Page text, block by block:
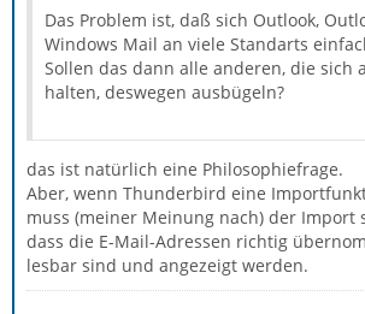
Das Problem ist, daß sich Outlook,
Windows Mail an viele Standarts
Sollen das dann alle anderen, die sich
halten, deswegen ausbügeln?
das ist natürlich eine Philosophiefrage.
Aber, wenn Thunderbird eine
muss (meiner Meinung nach) der Import
dass die E-Mail-Adressen richtig
lesbar sind und angezeigt werden.